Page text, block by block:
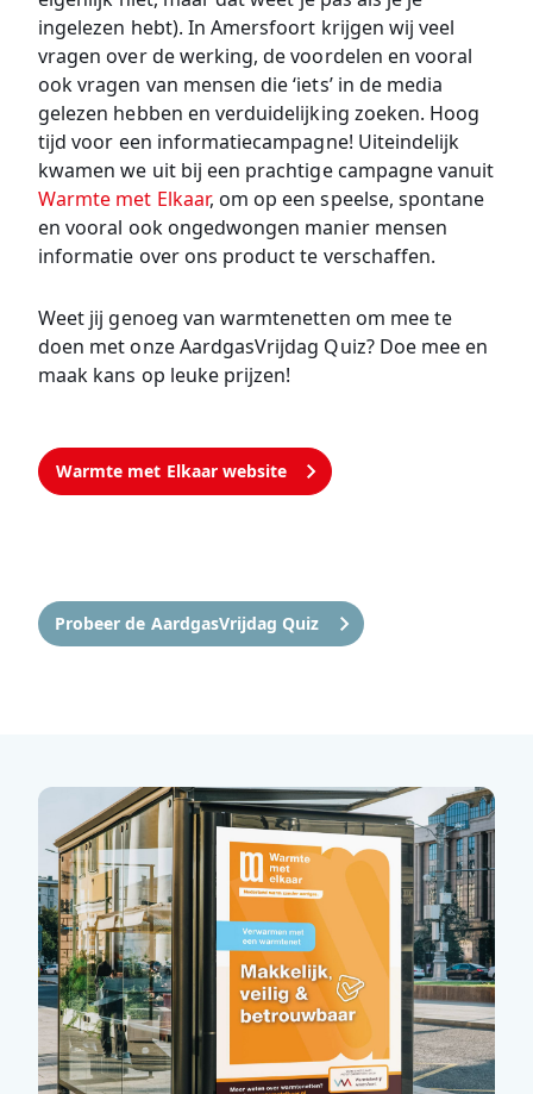
ingelezen hebt). In Amersfoort krijgen wij veel
vragen over de werking, de voordelen en vooral
ook vragen van mensen die ‘iets’ in de media
gelezen hebben en verduidelijking zoeken. Hoog
tijd voor een informatiecampagne! Uiteindelijk
kwamen we uit bij een prachtige campagne vanuit
Warmte met Elkaar, om op een speelse, spontane
en vooral ook ongedwongen manier mensen
informatie over ons product te verschaffen.
Weet jij genoeg van warmtenetten om mee te
doen met onze AardgasVrijdag Quiz? Doe mee en
maak kans op leuke prijzen!
Warmte met Elkaar website
Probeer de AardgasVrijdag Quiz